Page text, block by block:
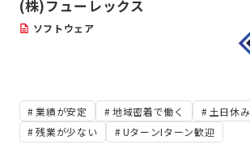
(株)フューレックス
ソフトウェア
業績が安定 地域密着で働く
土日休み
残業が少ない
UターンIターン歓迎